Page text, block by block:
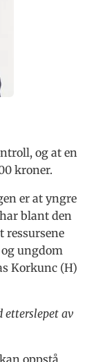
og at en
kroner.
er at yngre
blant den
ressursene
ungdom
Korkunc (H)
etterslepet av
oppstå